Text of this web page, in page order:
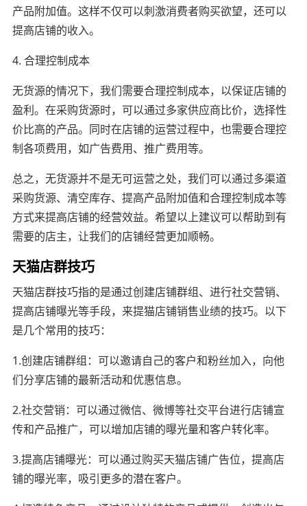
产品附加值。这样不仅可以刺激消费者购买欲望，还可以
提高店铺的收入。
4. 合理控制成本
无货源的情况下，我们需要合理控制成本，以保证店铺的
盈利。在采购货源时，可以通过多家供应商比价，选择性
价比高的产品。同时在店铺的运营过程中，也需要合理控
制各项费用，如广告费用、推广费用等。
总之，无货源并不是无可运营之处，我们可以通过多渠道
采购货源、清空库存、提高产品附加值和合理控制成本等
方式来提高店铺的经营效益。希望以上建议可以帮助到有
需要的店主，让我们的店铺经营更加顺畅。
天猫店群技巧
天猫店群技巧指的是通过创建店铺群组、进行社交营销、
提高店铺曝光等手段，来提猫店铺销售业绩的技巧。以下
是几个常用的技巧：
1.创建店铺群组：可以邀请自己的客户和粉丝加入，向他
们分享店铺的最新活动和优惠信息。
2.社交营销：可以通过微信、微博等社交平台进行店铺宣
传和产品推广，可以增加店铺的曝光量和客户转化率。
3.提高店铺曝光：可以通过购买天猫店铺广告位，提高店
铺的曝光率，吸引更多的潜在客户。